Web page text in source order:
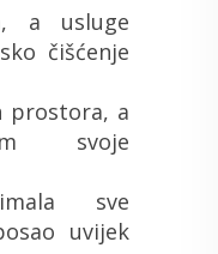
a usluge
čišćenje
prostora, a
svoje
sve
uvijek